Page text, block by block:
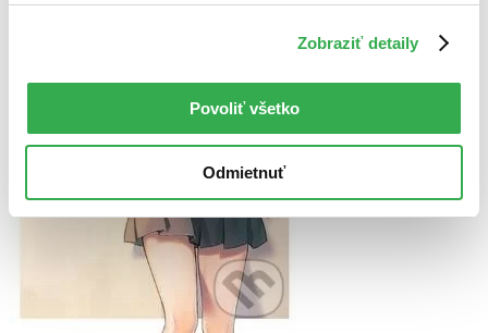
Zobraziť detaily
Povoliť všetko
Odmietnuť